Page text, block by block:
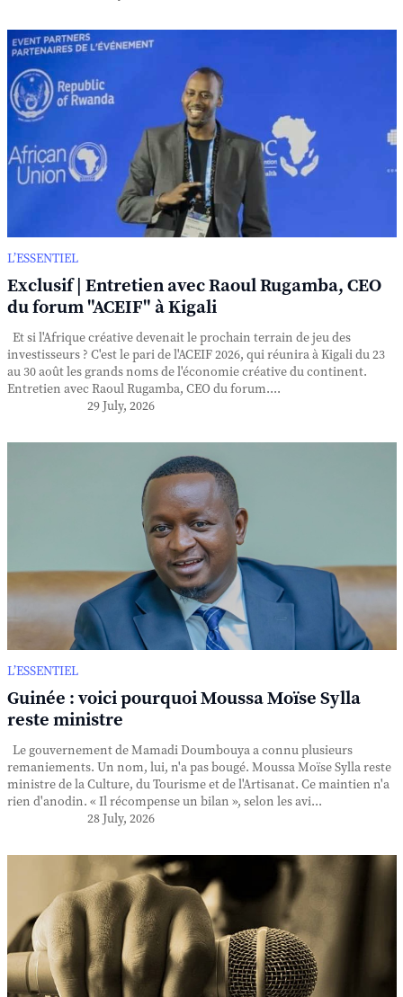
L’ESSENTIEL
Exclusif | Entretien avec Raoul Rugamba, CEO
du forum "ACEIF" à Kigali
Et si l'Afrique créative devenait le prochain terrain de jeu des
investisseurs ? C'est le pari de l'ACEIF 2026, qui réunira à Kigali du 23
au 30 août les grands noms de l'économie créative du continent.
Entretien avec Raoul Rugamba, CEO du forum....
29 July, 2026
L’ESSENTIEL
Guinée : voici pourquoi Moussa Moïse Sylla
reste ministre
Le gouvernement de Mamadi Doumbouya a connu plusieurs
remaniements. Un nom, lui, n'a pas bougé. Moussa Moïse Sylla reste
ministre de la Culture, du Tourisme et de l'Artisanat. Ce maintien n'a
rien d'anodin. « Il récompense un bilan », selon les avi...
28 July, 2026